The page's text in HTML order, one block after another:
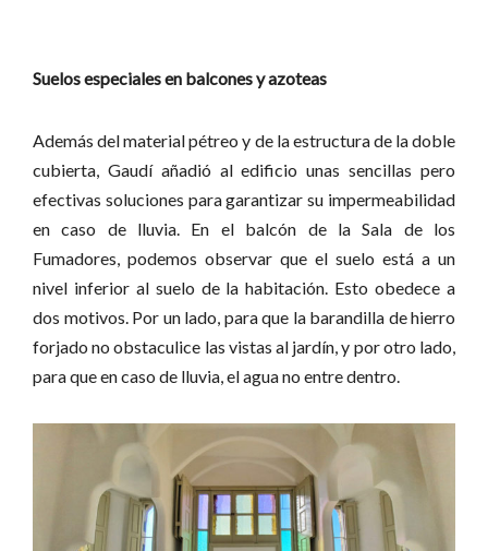
Suelos especiales en balcones y azoteas
Además del material pétreo y de la estructura de la doble
cubierta, Gaudí añadió al edificio unas sencillas pero
efectivas soluciones para garantizar su impermeabilidad
en caso de lluvia. En el balcón de la Sala de los
Fumadores, podemos observar que el suelo está a un
nivel inferior al suelo de la habitación. Esto obedece a
dos motivos. Por un lado, para que la barandilla de hierro
forjado no obstaculice las vistas al jardín, y por otro lado,
para que en caso de lluvia, el agua no entre dentro.